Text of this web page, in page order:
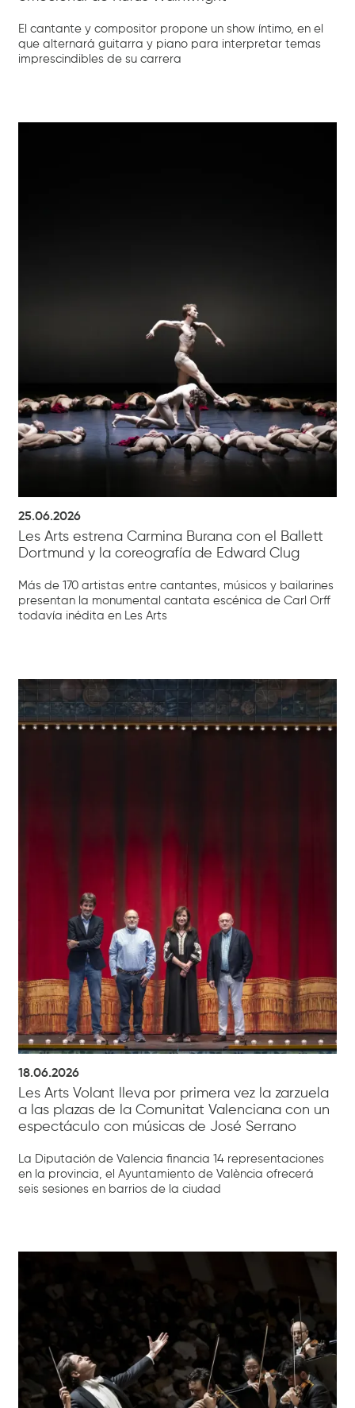
El cantante y compositor propone un show íntimo, en el
que alternará guitarra y piano para interpretar temas
imprescindibles de su carrera
25.06.2026
Les Arts estrena Carmina Burana con el Ballett
Dortmund y la coreografía de Edward Clug
Más de 170 artistas entre cantantes, músicos y bailarines
presentan la monumental cantata escénica de Carl Orff
todavía inédita en Les Arts
18.06.2026
Les Arts Volant lleva por primera vez la zarzuela
a las plazas de la Comunitat Valenciana con un
espectáculo con músicas de José Serrano
La Diputación de Valencia financia 14 representaciones
en la provincia, el Ayuntamiento de València ofrecerá
seis sesiones en barrios de la ciudad